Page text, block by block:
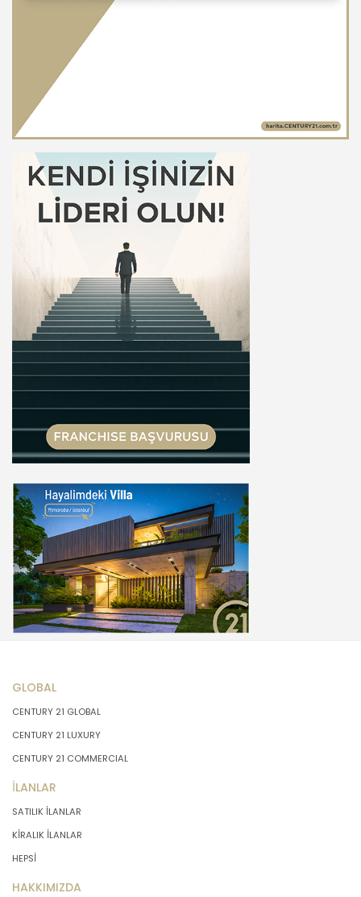
GLOBAL
CENTURY 21 GLOBAL
CENTURY 21 LUXURY
CENTURY 21 COMMERCIAL
İLANLAR
SATILIK İLANLAR
KİRALIK İLANLAR
HEPSİ
HAKKIMIZDA